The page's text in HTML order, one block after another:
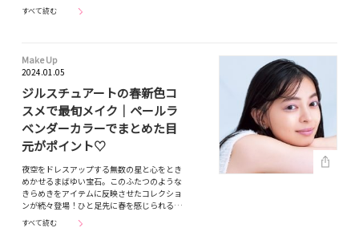
すべて読む
Make Up
2024.01.05
ジルスチュアートの春新色コ
スメで最旬メイク｜ペールラ
ベンダーカラーでまとめた目
元がポイント♡
夜空をドレスアップする無数の星と心をとき
めかせるまばゆい宝石。このふたつのような
きらめきをアイテムに反映させたコレクショ
ンが続々登場！ひと足先に春を感じられる…
すべて読む